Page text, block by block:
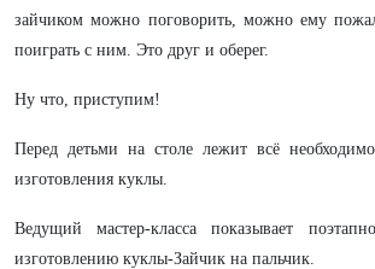
зайчиком можно поговорить, можно ему
поиграть с ним. Это друг и оберег.
Ну что, приступим!
Перед детьми на столе лежит всё
изготовления куклы.
Ведущий мастер-класса показывает
изготовлению куклы-Зайчик на пальчик.